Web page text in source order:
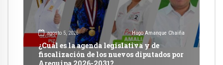
agosto 5, 2026 Hugo Amanque Chaiña
¿Cuál es la agenda legislativa y de
fiscalización de los nuevos diputados por